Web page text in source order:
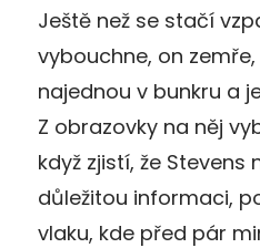
Ještě než se stačí
vybouchne, on
najednou v bunkru a
Z obrazovky na něj
když zjistí, že Stevens
důležitou informaci,
vlaku, kde před pár